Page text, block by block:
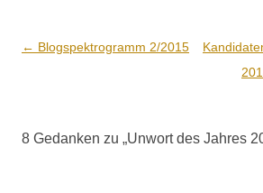
Beitrags-
← Blogspektrogramm 2/2015
8 Gedanken zu „Unwort des Jahres